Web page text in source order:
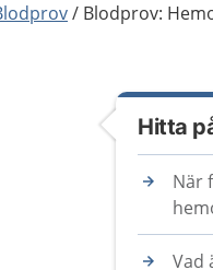
Blodprov:
Hitta
När
Vad